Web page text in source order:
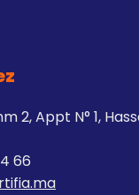
2, Appt N° 1,
66